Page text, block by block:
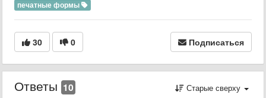
печатные формы
30 0 Подписаться
Ответы 10 Старые сверху